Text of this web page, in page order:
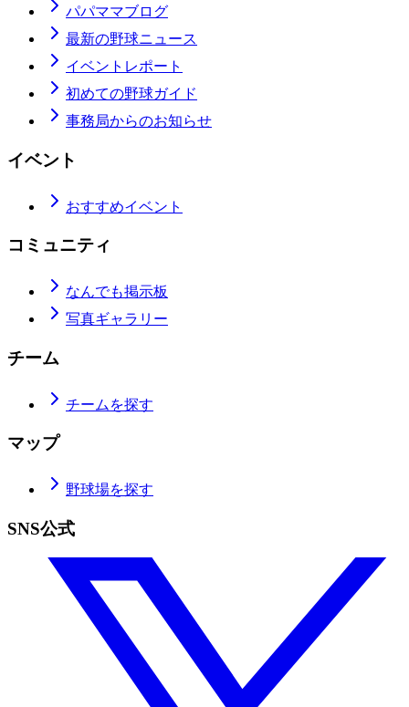
パパママブログ
最新の野球ニュース
イベントレポート
初めての野球ガイド
事務局からのお知らせ
イベント
おすすめイベント
コミュニティ
なんでも掲示板
写真ギャラリー
チーム
チームを探す
マップ
野球場を探す
SNS公式